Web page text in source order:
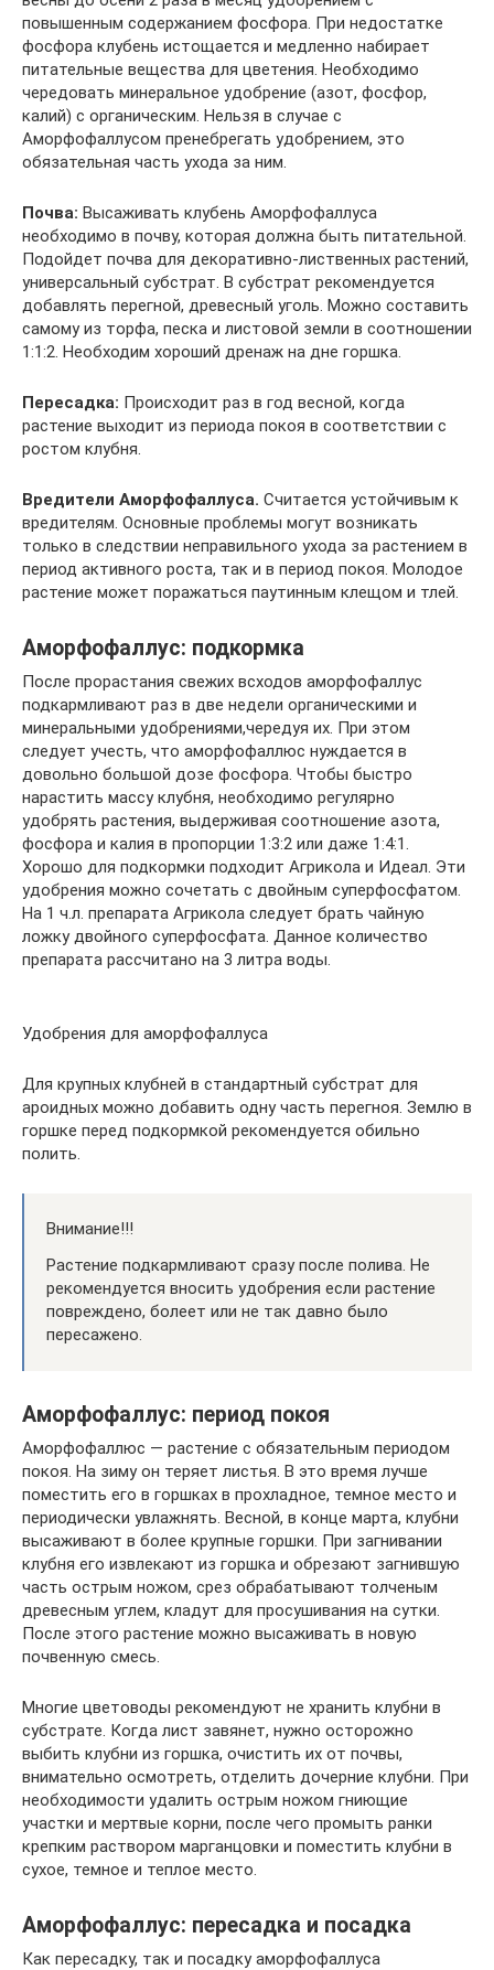
повышенным содержанием фосфора. При недостатке
фосфора клубень истощается и медленно набирает
питательные вещества для цветения. Необходимо
чередовать минеральное удобрение (азот, фосфор,
калий) с органическим. Нельзя в случае с
Аморфофаллусом пренебрегать удобрением, это
обязательная часть ухода за ним.
Почва: Высаживать клубень Аморфофаллуса
необходимо в почву, которая должна быть питательной.
Подойдет почва для декоративно-лиственных растений,
универсальный субстрат. В субстрат рекомендуется
добавлять перегной, древесный уголь. Можно составить
самому из торфа, песка и листовой земли в соотношении
1:1:2. Необходим хороший дренаж на дне горшка.
Пересадка: Происходит раз в год весной, когда
растение выходит из периода покоя в соответствии с
ростом клубня.
Вредители Аморфофаллуса. Считается устойчивым к
вредителям. Основные проблемы могут возникать
только в следствии неправильного ухода за растением в
период активного роста, так и в период покоя. Молодое
растение может поражаться паутинным клещом и тлей.
Аморфофаллус: подкормка
После прорастания свежих всходов аморфофаллус
подкармливают раз в две недели органическими и
минеральными удобрениями,чередуя их. При этом
следует учесть, что аморфофаллюс нуждается в
довольно большой дозе фосфора. Чтобы быстро
нарастить массу клубня, необходимо регулярно
удобрять растения, выдерживая соотношение азота,
фосфора и калия в пропорции 1:3:2 или даже 1:4:1.
Хорошо для подкормки подходит Агрикола и Идеал. Эти
удобрения можно сочетать с двойным суперфосфатом.
На 1 ч.л. препарата Агрикола следует брать чайную
ложку двойного суперфосфата. Данное количество
препарата рассчитано на 3 литра воды.
Удобрения для аморфофаллуса
Для крупных клубней в стандартный субстрат для
ароидных можно добавить одну часть перегноя. Землю в
горшке перед подкормкой рекомендуется обильно
полить.
Внимание!!!
Растение подкармливают сразу после полива. Не
рекомендуется вносить удобрения если растение
повреждено, болеет или не так давно было
пересажено.
Аморфофаллус: период покоя
Аморфофаллюс — растение с обязательным периодом
покоя. На зиму он теряет листья. В это время лучше
поместить его в горшках в прохладное, темное место и
периодически увлажнять. Весной, в конце марта, клубни
высаживают в более крупные горшки. При загнивании
клубня его извлекают из горшка и обрезают загнившую
часть острым ножом, срез обрабатывают толченым
древесным углем, кладут для просушивания на сутки.
После этого растение можно высаживать в новую
почвенную смесь.
Многие цветоводы рекомендуют не хранить клубни в
субстрате. Когда лист завянет, нужно осторожно
выбить клубни из горшка, очистить их от почвы,
внимательно осмотреть, отделить дочерние клубни. При
необходимости удалить острым ножом гниющие
участки и мертвые корни, после чего промыть ранки
крепким раствором марганцовки и поместить клубни в
сухое, темное и теплое место.
Аморфофаллус: пересадка и посадка
Как пересадку, так и посадку аморфофаллуса